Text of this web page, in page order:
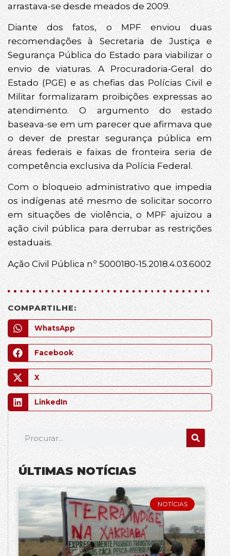
arrastava-se desde meados de 2009.
Diante dos fatos, o MPF enviou duas
recomendações à Secretaria de Justiça e
Segurança Pública do Estado para viabilizar o
envio de viaturas. A Procuradoria-Geral do
Estado (PGE) e as chefias das Polícias Civil e
Militar formalizaram proibições expressas ao
atendimento. O argumento do estado
baseava-se em um parecer que afirmava que
o dever de prestar segurança pública em
áreas federais e faixas de fronteira seria de
competência exclusiva da Polícia Federal.
Com o bloqueio administrativo que impedia
os indígenas até mesmo de solicitar socorro
em situações de violência, o MPF ajuizou a
ação civil pública para derrubar as restrições
estaduais.
Ação Civil Pública nº 5000180-15.2018.4.03.6002
COMPARTILHE:
WhatsApp
Facebook
X
LinkedIn
ÚLTIMAS NOTÍCIAS
NOTÍCIAS